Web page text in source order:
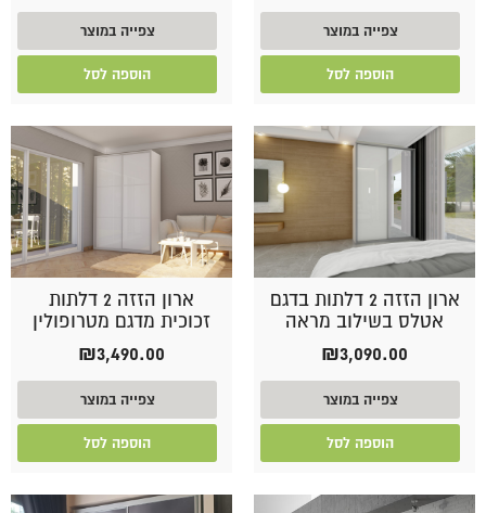
צפייה במוצר
הוספה לסל
צפייה במוצר
הוספה לסל
ארון הזזה 2 דלתות בדגם
אטלס בשילוב מראה
₪3,090.00
צפייה במוצר
הוספה לסל
ארון הזזה 2 דלתות
זכוכית מדגם מטרופולין
₪3,490.00
צפייה במוצר
הוספה לסל